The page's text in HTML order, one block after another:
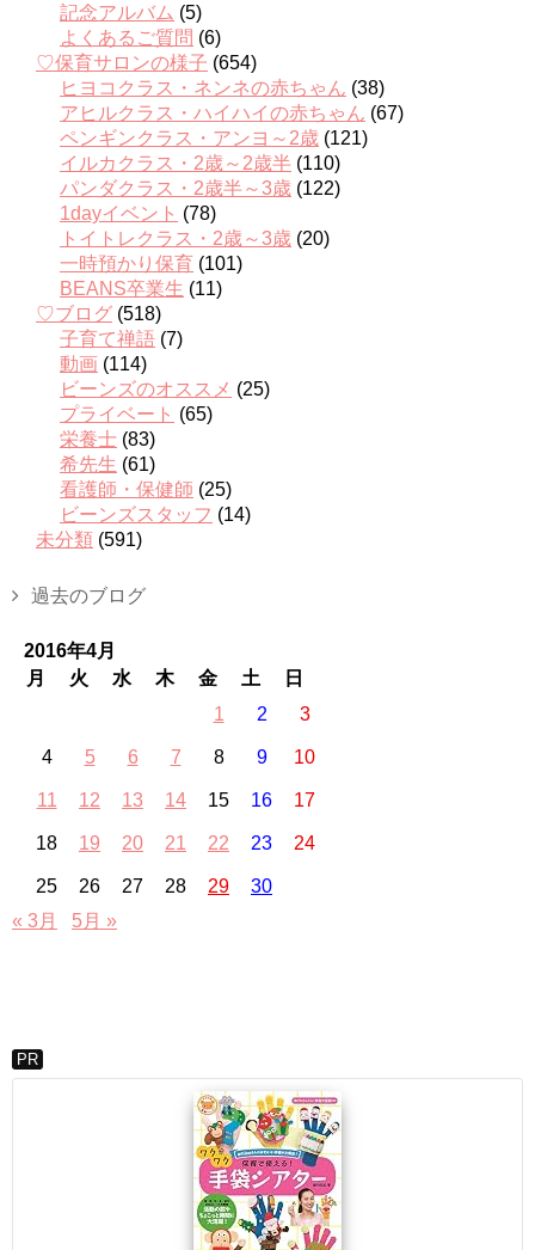
記念アルバム (5)
よくあるご質問 (6)
♡保育サロンの様子 (654)
ヒヨコクラス・ネンネの赤ちゃん (38)
アヒルクラス・ハイハイの赤ちゃん (67)
ペンギンクラス・アンヨ～2歳 (121)
イルカクラス・2歳～2歳半 (110)
パンダクラス・2歳半～3歳 (122)
1dayイベント (78)
トイトレクラス・2歳～3歳 (20)
一時預かり保育 (101)
BEANS卒業生 (11)
♡ブログ (518)
子育て禅語 (7)
動画 (114)
ビーンズのオススメ (25)
プライベート (65)
栄養士 (83)
希先生 (61)
看護師・保健師 (25)
ビーンズスタッフ (14)
未分類 (591)
過去のブログ
2016年4月
月
火 水 木 金 土
日
1
2 3
4 5 6 7 8 9 10
11 12 13 14 15 16 17
18 19 20 21 22 23 24
25 26 27 28 29
30
« 3月
5月 »
PR